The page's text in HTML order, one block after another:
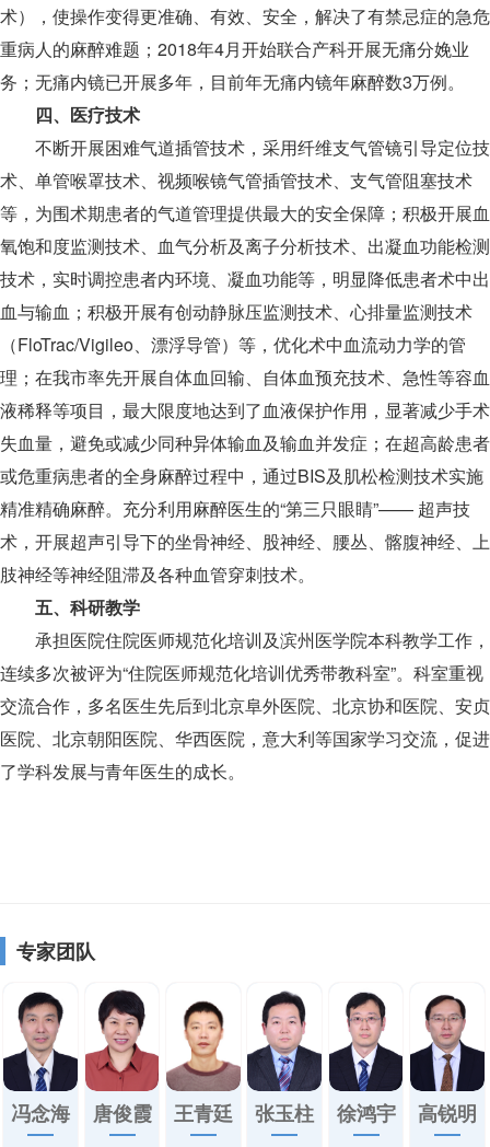
术），使操作变得更准确、有效、安全，解决了有禁忌症的急危
重病人的麻醉难题；2018年4月开始联合产科开展无痛分娩业
务；无痛内镜已开展多年，目前年无痛内镜年麻醉数3万例。
四、医疗技术
不断开展困难气道插管技术，采用纤维支气管镜引导定位技
术、单管喉罩技术、视频喉镜气管插管技术、支气管阻塞技术
等，为围术期患者的气道管理提供最大的安全保障；积极开展血
氧饱和度监测技术、血气分析及离子分析技术、出凝血功能检测
技术，实时调控患者内环境、凝血功能等，明显降低患者术中出
血与输血；积极开展有创动静脉压监测技术、心排量监测技术
（FloTrac/Vigileo、漂浮导管）等，优化术中血流动力学的管
理；在我市率先开展自体血回输、自体血预充技术、急性等容血
液稀释等项目，最大限度地达到了血液保护作用，显著减少手术
失血量，避免或减少同种异体输血及输血并发症；在超高龄患者
或危重病患者的全身麻醉过程中，通过BIS及肌松检测技术实施
精准精确麻醉。充分利用麻醉医生的“第三只眼睛”—— 超声技
术，开展超声引导下的坐骨神经、股神经、腰丛、髂腹神经、上
肢神经等神经阻滞及各种血管穿刺技术。
五、科研教学
承担医院住院医师规范化培训及滨州医学院本科教学工作，
连续多次被评为“住院医师规范化培训优秀带教科室”。科室重视
交流合作，多名医生先后到北京阜外医院、北京协和医院、安贞
医院、北京朝阳医院、华西医院，意大利等国家学习交流，促进
了学科发展与青年医生的成长。
专家团队
冯念海 唐俊霞 王青廷 张玉柱 徐鸿宇 高锐明